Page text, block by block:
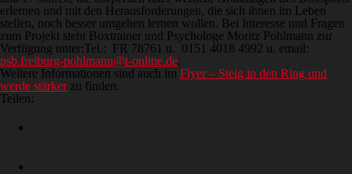
erlernen und mit den Herausforderungen, die sich ihnen im Leben
stellen, noch besser umgehen lernen wollen. Bei Interesse und Fragen
zum Projekt steht Boxtrainer und Psychologe Moritz Pohlmann zur
Verfügung unter:Tel.: FR 78761 u. 0151 4018 4992 u. email:
psb.freiburg-pohlmann@t-online.de.
Weitere Informationen sind auch im Flyer – Steig in den Ring und
werde stärkerzu finden.
Teilen: